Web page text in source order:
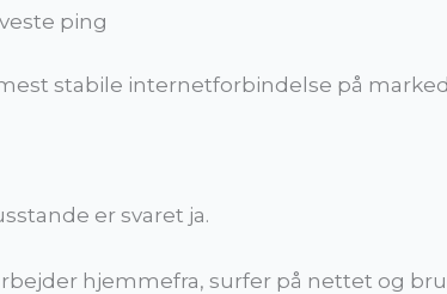
ping
stabile internetforbindelse på
er svaret ja.
hjemmefra, surfer på nettet og